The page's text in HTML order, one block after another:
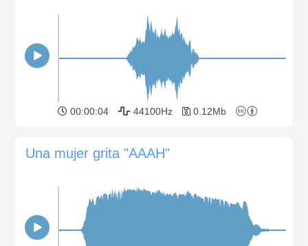
00:00:04 44100Hz 0.12Mb
Una mujer grita "AAAH"